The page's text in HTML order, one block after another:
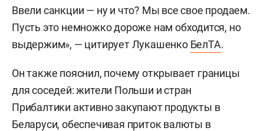
Ввели санкции — ну и что? Мы все свое продаем.
Пусть это немножко дороже нам обходится, но
выдержим», — цитирует Лукашенко БелТА.
Он также пояснил, почему открывает границы
для соседей: жители Польши и стран
Прибалтики активно закупают продукты в
Беларуси, обеспечивая приток валюты в